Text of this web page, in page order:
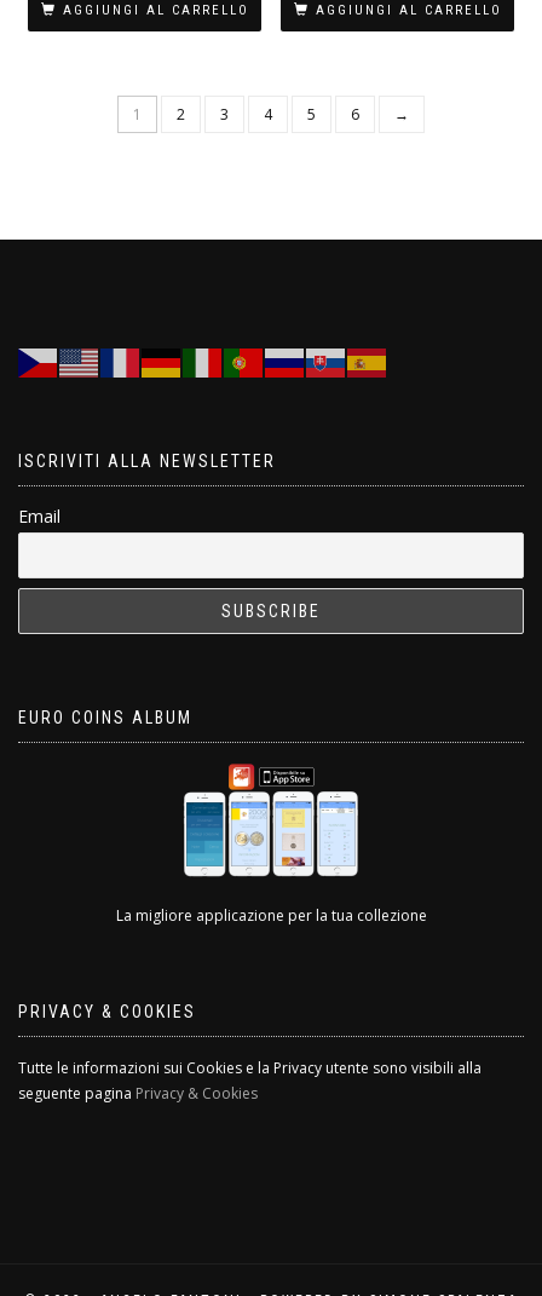
AGGIUNGI AL CARRELLO AGGIUNGI AL CARRELLO
1 2 3 4 5 6 →
ISCRIVITI ALLA NEWSLETTER
Email
EURO COINS ALBUM
La migliore applicazione per la tua collezione
PRIVACY & COOKIES
Tutte le informazioni sui Cookies e la Privacy utente sono visibili alla
seguente pagina Privacy & Cookies